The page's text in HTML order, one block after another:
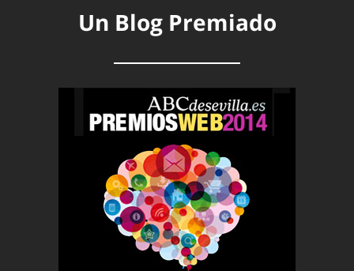
Un Blog Premiado